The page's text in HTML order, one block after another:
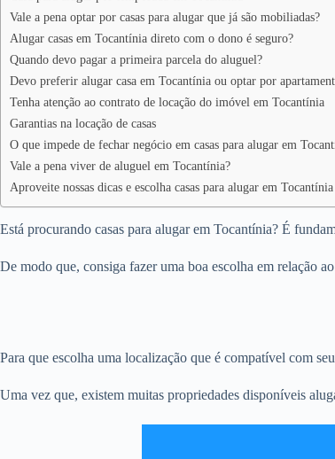
Vale a pena optar por casas para alugar que já são mobiliadas?
Alugar casas em Tocantínia direto com o dono é seguro?
Quando devo pagar a primeira parcela do aluguel?
Devo preferir alugar casa em Tocantínia ou optar por
Tenha atenção ao contrato de locação do imóvel em Tocantínia
Garantias na locação de casas
O que impede de fechar negócio em casas para alugar em
Vale a pena viver de aluguel em Tocantínia?
Aproveite nossas dicas e escolha casas para alugar em
Está procurando casas para alugar em Tocantínia? É
De modo que, consiga fazer uma boa escolha em relação
Para que escolha uma localização que é compatível com
Uma vez que, existem muitas propriedades disponíveis